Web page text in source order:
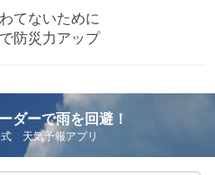
てないために
防災力アップ
ダーで雨を回避！
天気予報アプリ